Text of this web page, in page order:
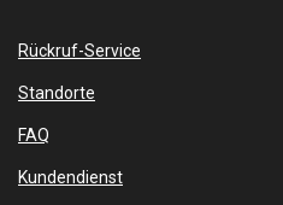
Rückruf-Service
Standorte
FAQ
Kundendienst